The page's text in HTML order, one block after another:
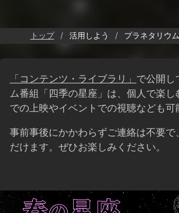
トップ 活用しよう プラネタリウ
「コンテンツ・ライブラリ」 で公開し
ム番組「四季の星座」は、個人で楽
での上映やイベントでの視聴なども可
事前事後にかかわらずご連絡は不要で
だけます。ぜひお楽しみください。